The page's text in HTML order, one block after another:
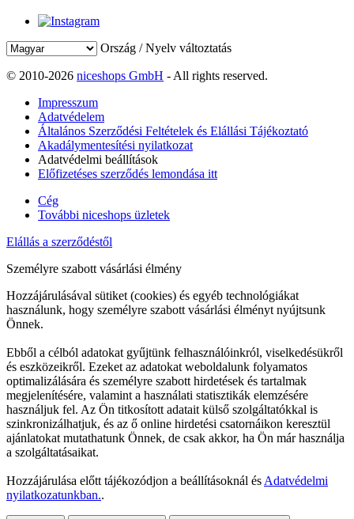
Ország / Nyelv változtatás
© 2010-2026 niceshops GmbH - All rights reserved.
Impresszum
Adatvédelem
Általános Szerződési Feltételek és Elállási Tájékoztató
Akadálymentesítési nyilatkozat
Adatvédelmi beállítások
Előfizetéses szerződés lemondása itt
Cég
További niceshops üzletek
Elállás a szerződéstől
Személyre szabott vásárlási élmény
Hozzájárulásával sütiket (cookies) és egyéb technológiákat
használunk, hogy személyre szabott vásárlási élményt nyújtsunk
Önnek.
Ebből a célból adatokat gyűjtünk felhasználóinkról, viselkedésükről
és eszközeikről. Ezeket az adatokat weboldalunk folyamatos
optimalizálására és személyre szabott hirdetések és tartalmak
megjelenítésére, valamint a használati statisztikák elemzésére
használjuk fel. Az Ön titkosított adatait külső szolgáltatókkal is
szinkronizálhatjuk, és az ő online hirdetési csatornáikon keresztül
ajánlatokat mutathatunk Önnek, de csak akkor, ha Ön már használja
a szolgáltatásaikat.
Hozzájárulása előtt tájékozódjon a beállításoknál és Adatvédelmi
nyilatkozatunkban..